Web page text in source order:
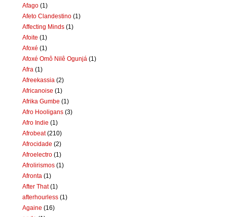
Afago (1)
Afeto Clandestino (1)
Affecting Minds (1)
Afoite (1)
Afoxé (1)
Afoxé Omô Nilê Ogunjá (1)
Afra (1)
Afreekassia (2)
Africanoise (1)
Afrika Gumbe (1)
Afro Hooligans (3)
Afro Indie (1)
Afrobeat (210)
Afrocidade (2)
Afroelectro (1)
Afrolirismos (1)
Afronta (1)
After That (1)
afterhourless (1)
Againe (16)